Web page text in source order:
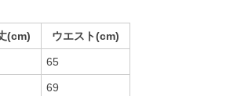
(cm) ウエスト(cm)
65
69